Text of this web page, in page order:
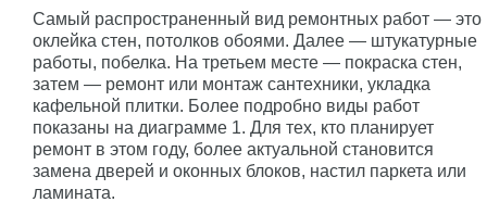
Самый распространенный вид ремонтных работ — это
оклейка стен, потолков обоями. Далее — штукатурные
работы, побелка. На третьем месте — покраска стен,
затем — ремонт или монтаж сантехники, укладка
кафельной плитки. Более подробно виды работ
показаны на диаграмме 1. Для тех, кто планирует
ремонт в этом году, более актуальной становится
замена дверей и оконных блоков, настил паркета или
ламината.